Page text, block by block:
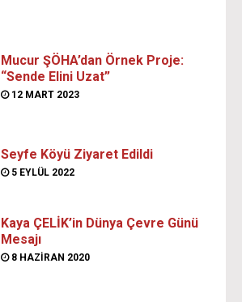
Mucur ŞÖHA’dan Örnek Proje:
“Sende Elini Uzat”
12 MART 2023
Seyfe Köyü Ziyaret Edildi
5 EYLÜL 2022
Kaya ÇELİK’in Dünya Çevre Günü
Mesajı
8 HAZIRAN 2020